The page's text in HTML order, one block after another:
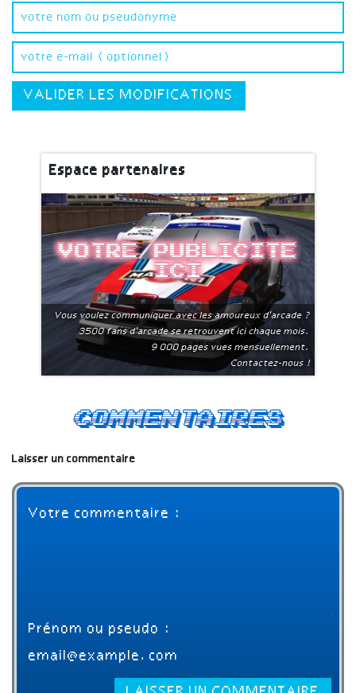
VALIDER LES MODIFICATIONS
Espace partenaires
Votre publicite
ici
Vous voulez communiquer avec les amoureux d'arcade ?
3500 fans d'arcade se retrouvent ici chaque mois.
9 000 pages vues mensuellement.
Contactez-nous !
Commentaires
Laisser un commentaire